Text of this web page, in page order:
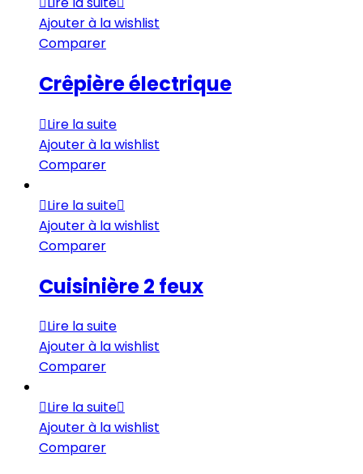
Ajouter à la wishlist
Comparer
Crêpière électrique
Lire la suite
Ajouter à la wishlist
Comparer
Lire la suite
Ajouter à la wishlist
Comparer
Cuisinière 2 feux
Lire la suite
Ajouter à la wishlist
Comparer
Lire la suite
Ajouter à la wishlist
Comparer